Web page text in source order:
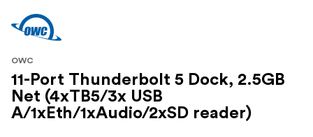
OWC
11-Port Thunderbolt 5 Dock, 2.5GB
Net (4xTB5/3x USB
A/1xEth/1xAudio/2xSD reader)